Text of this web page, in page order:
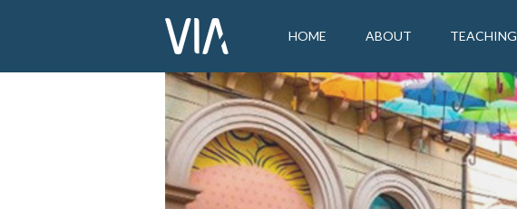
HOME ABOUT TEACHING